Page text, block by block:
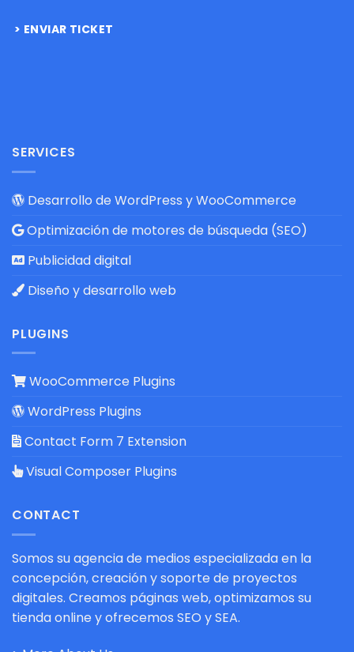
ENVIAR TICKET
SERVICES
Desarrollo de WordPress y WooCommerce
Optimización de motores de búsqueda (SEO)
Publicidad digital
Diseño y desarrollo web
PLUGINS
WooCommerce Plugins
WordPress Plugins
Contact Form 7 Extension
Visual Composer Plugins
CONTACT
Somos su agencia de medios especializada en la
concepción, creación y soporte de proyectos
digitales. Creamos páginas web, optimizamos su
tienda online y ofrecemos SEO y SEA.